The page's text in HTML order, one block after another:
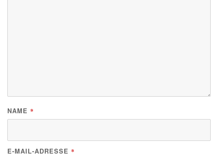
NAME *
E-MAIL-ADRESSE *